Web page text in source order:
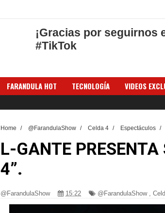
¡Gracias por seguirnos
#TikTok
FARANDULA HOT TECNOLOGÍA VIDEOS
Home / @FarandulaShow / Celda 4 / Espectáculos /
L-GANTE
4”.
@FarandulaShow 15:22 @FarandulaShow,